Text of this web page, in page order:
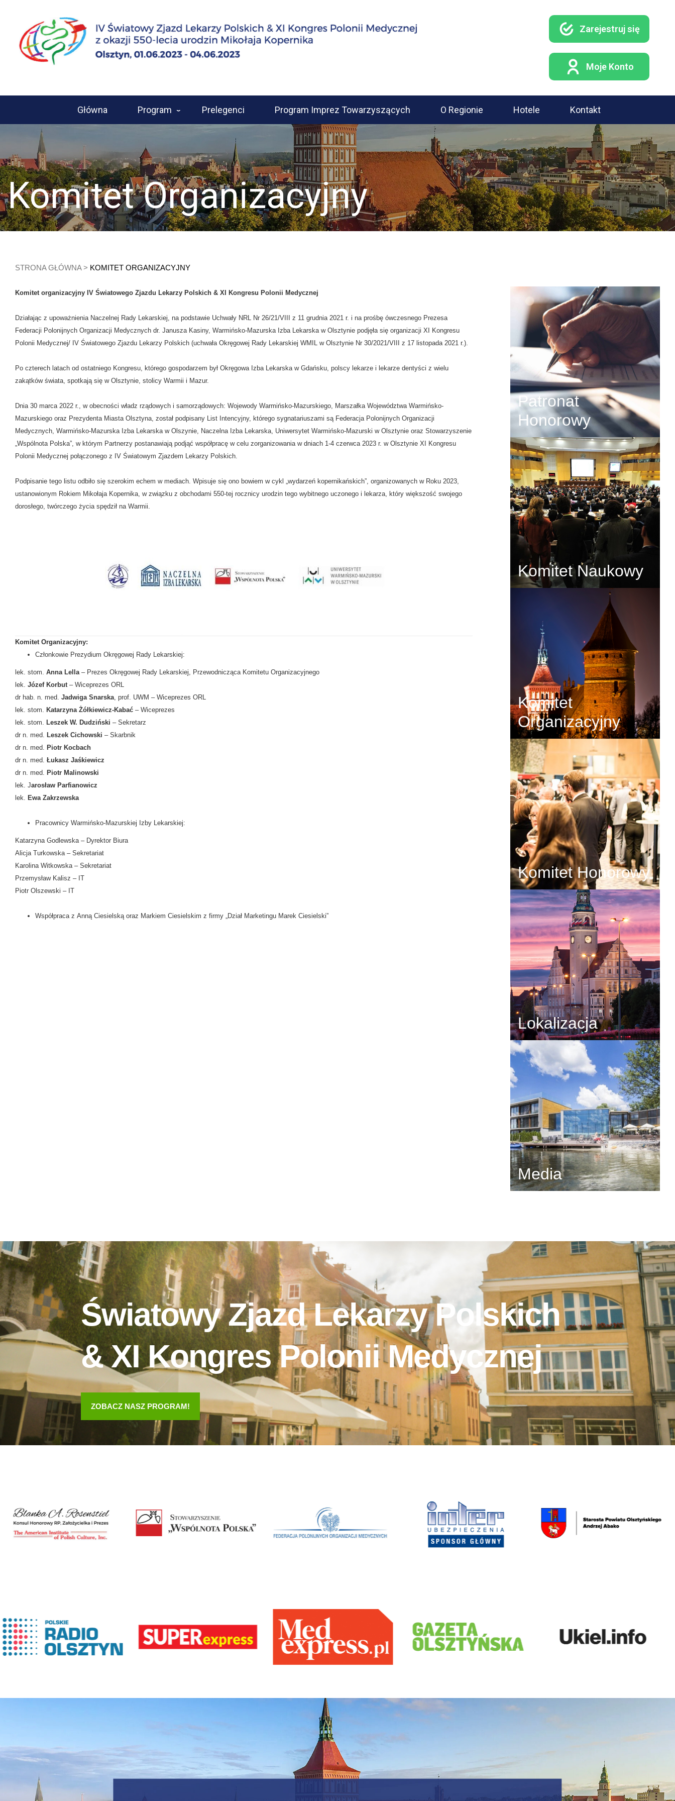
Zarejestruj się
Moje Konto
Główna Program Prelegenci Program Imprez Towarzyszących O Regionie Hotele Kontakt
Komitet Organizacyjny
STRONA GŁÓWNA> KOMITET ORGANIZACYJNY
Komitet organizacyjny IV Światowego Zjazdu Lekarzy Polskich & XI Kongresu Polonii Medycznej
Działając z upoważnienia Naczelnej Rady Lekarskiej, na podstawie Uchwały NRL Nr 26/21/VIII z 11 grudnia 2021 r. i na prośbę ówczesnego Prezesa
Federacji Polonijnych Organizacji Medycznych dr. Janusza Kasiny, Warmińsko-Mazurska Izba Lekarska w Olsztynie podjęła się organizacji XI Kongresu
Polonii Medycznej/ IV Światowego Zjazdu Lekarzy Polskich (uchwała Okręgowej Rady Lekarskiej WMIL w Olsztynie Nr 30/2021/VIII z 17 listopada 2021 r.).
Po czterech latach od ostatniego Kongresu, którego gospodarzem był Okręgowa Izba Lekarska w Gdańsku, polscy lekarze i lekarze dentyści z wielu
zakątków świata, spotkają się w Olsztynie, stolicy Warmii i Mazur.
Dnia 30 marca 2022 r., w obecności władz rządowych i samorządowych: Wojewody Warmińsko-Mazurskiego, Marszałka Województwa Warmińsko-
Mazurskiego oraz Prezydenta Miasta Olsztyna, został podpisany List Intencyjny, którego sygnatariuszami są Federacja Polonijnych Organizacji
Medycznych, Warmińsko-Mazurska Izba Lekarska w Olszynie, Naczelna Izba Lekarska, Uniwersytet Warmińsko-Mazurski w Olsztynie oraz Stowarzyszenie
„Wspólnota Polska”, w którym Partnerzy postanawiają podjąć współpracę w celu zorganizowania w dniach 1-4 czerwca 2023 r. w Olsztynie XI Kongresu
Polonii Medycznej połączonego z IV Światowym Zjazdem Lekarzy Polskich.
Podpisanie tego listu odbiło się szerokim echem w mediach. Wpisuje się ono bowiem w cykl „wydarzeń kopernikańskich”, organizowanych w Roku 2023,
ustanowionym Rokiem Mikołaja Kopernika, w związku z obchodami 550-tej rocznicy urodzin tego wybitnego uczonego i lekarza, który większość swojego
dorosłego, twórczego życia spędził na Warmii.
Komitet Organizacyjny:
Członkowie Prezydium Okręgowej Rady Lekarskiej:
lek. stom. Anna Lella– Prezes Okręgowej Rady Lekarskiej, Przewodnicząca Komitetu Organizacyjnego
lek. Józef Korbut– Wiceprezes ORL
dr hab. n. med. Jadwiga Snarska, prof. UWM – Wiceprezes ORL
lek. stom. Katarzyna Żółkiewicz-Kabać – Wiceprezes
lek. stom. Leszek W. Dudziński – Sekretarz
dr n. med. Leszek Cichowski – Skarbnik
dr n. med. Piotr Kocbach
dr n. med. Łukasz Jaśkiewicz
dr n. med. Piotr Malinowski
lek. Jarosław Parfianowicz
lek. Ewa Zakrzewska
Pracownicy Warmińsko-Mazurskiej Izby Lekarskiej:
Katarzyna Godlewska – Dyrektor Biura
Alicja Turkowska – Sekretariat
Karolina Witkowska – Sekretariat
Przemysław Kalisz – IT
Piotr Olszewski – IT
Współpraca z Anną Ciesielską oraz Markiem Ciesielskim z firmy „Dział Marketingu Marek Ciesielski”
Patronat
Honorowy
Komitet Naukowy
Komitet
Organizacyjny
Komitet Honorowy
Lokalizacja
Media
Światowy Zjazd Lekarzy Polskich
& XI Kongres Polonii Medycznej
ZOBACZ NASZ PROGRAM!